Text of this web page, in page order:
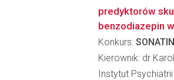
predyktorów
benzodiazepin
Konkurs:
Kierownik: dr
Instytut